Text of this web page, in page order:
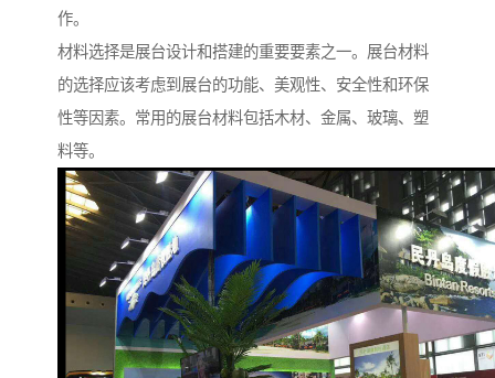
作。
材料选择是展台设计和搭建的重要要素之一。展台材料
的选择应该考虑到展台的功能、美观性、安全性和环保
性等因素。常用的展台材料包括木材、金属、玻璃、塑
料等。